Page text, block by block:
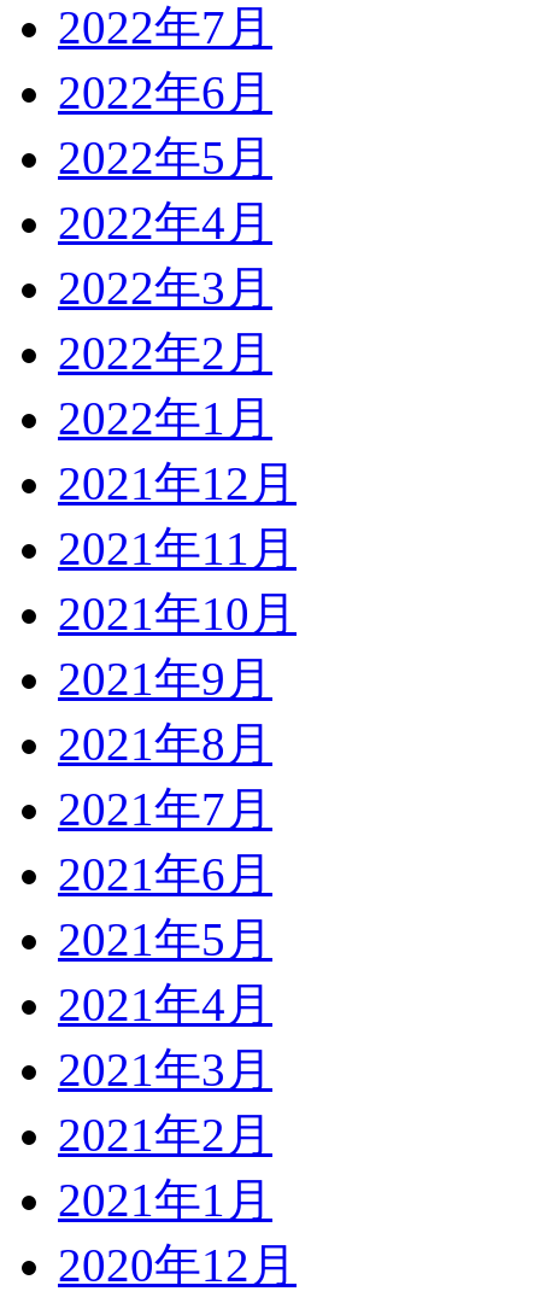
2022年7月
2022年6月
2022年5月
2022年4月
2022年3月
2022年2月
2022年1月
2021年12月
2021年11月
2021年10月
2021年9月
2021年8月
2021年7月
2021年6月
2021年5月
2021年4月
2021年3月
2021年2月
2021年1月
2020年12月